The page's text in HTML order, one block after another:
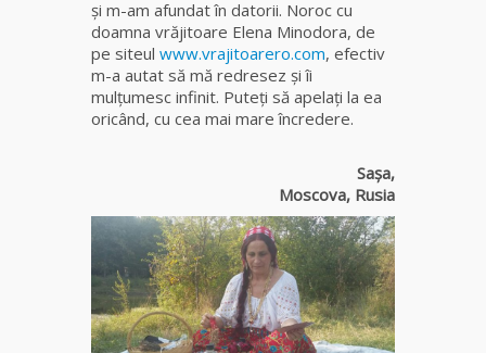
Celebra
vrăjitoare
Gheorghe,
Omida
Celebra
tămăduitoare
vindecătoare
de farmece și
blesteme
Sandra
şi m-am afundat în datorii. Noroc cu
doamna vrăjitoare Elena Minodora, de
pe siteul www.vrajitoarero.com, efectiv
m-a autat să mă redresez şi îi
mulţumesc infinit. Puteţi să apelaţi la ea
oricând, cu cea mai mare încredere.
Sașa,
Moscova, Rusia